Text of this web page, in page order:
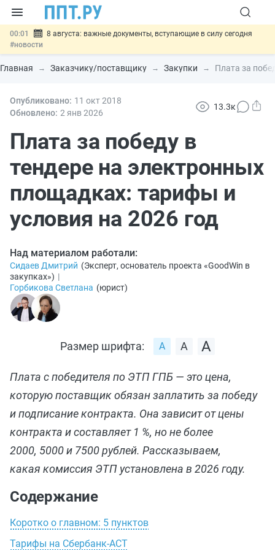
00:01
8 августа: важные документы, вступающие в силу сегодня
#новости
07.08 Подписан закон о блокировке продажи опасных товаров через
«Честный знак»#новости
07.08 Госпошлину за устранение ошибок в документах предлагают
отменить#новости
отношений
Главная Заказчику/поставщику Закупки Плата за
Опубликовано: 11 окт2018
Обновлено: 2 янв2026
13.3к
Плата за победу в
тендере на электронных
площадках: тарифы и
условия на 2026 год
Над материалом работали:
Сидаев Дмитрий (Эксперт, основатель проекта «GoodWin в
закупках») |
Горбикова Светлана (юрист)
Размер шрифта:
Плата с победителя по ЭТП ГПБ — это цена,
которую поставщик обязан заплатить за победу
и подписание контракта. Она зависит от цены
контракта и составляет 1 %, но не более
2000, 5000 и 7500 рублей. Рассказываем,
какая комиссия ЭТП установлена в 2026 году.
Содержание
Коротко о главном: 5 пунктов
Тарифы на Сбербанк-АСТ